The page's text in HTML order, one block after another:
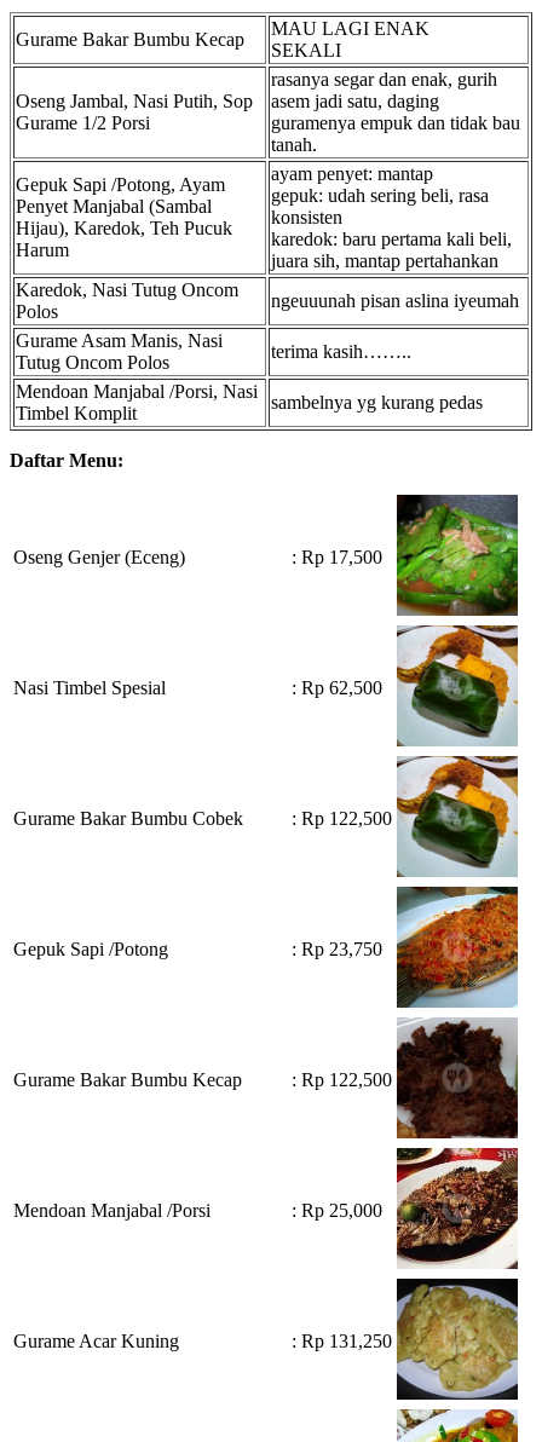
Gurame Bakar Bumbu Kecap
MAU LAGI ENAK
SEKALI
Oseng Jambal, Nasi Putih, Sop
Gurame 1/2 Porsi
rasanya segar dan enak, gurih
asem jadi satu, daging
guramenya empuk dan tidak bau
tanah.
Gepuk Sapi /Potong, Ayam
Penyet Manjabal (Sambal
Hijau), Karedok, Teh Pucuk
Harum
ayam penyet: mantap
gepuk: udah sering beli, rasa
konsisten
karedok: baru pertama kali beli,
juara sih, mantap pertahankan
Karedok, Nasi Tutug Oncom
Polos
ngeuuunah pisan aslina iyeumah
Gurame Asam Manis, Nasi
Tutug Oncom Polos
terima kasih……..
Mendoan Manjabal /Porsi, Nasi
Timbel Komplit
sambelnya yg kurang pedas
Daftar Menu:
Oseng Genjer (Eceng) : Rp 17,500
Nasi Timbel Spesial : Rp 62,500
Gurame Bakar Bumbu Cobek : Rp 122,500
Gepuk Sapi /Potong : Rp 23,750
Gurame Bakar Bumbu Kecap : Rp 122,500
Mendoan Manjabal /Porsi : Rp 25,000
Gurame Acar Kuning : Rp 131,250